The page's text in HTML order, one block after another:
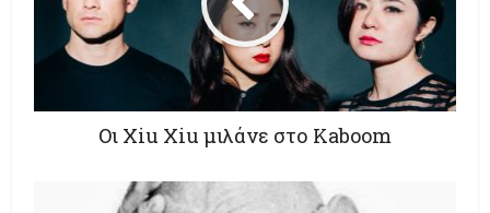
Οι Xiu Xiu μιλάνε στο Kaboom